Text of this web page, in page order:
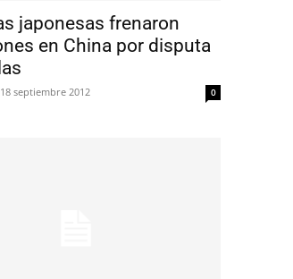
japonesas frenaron
en China por disputa
18 septiembre 2012 0